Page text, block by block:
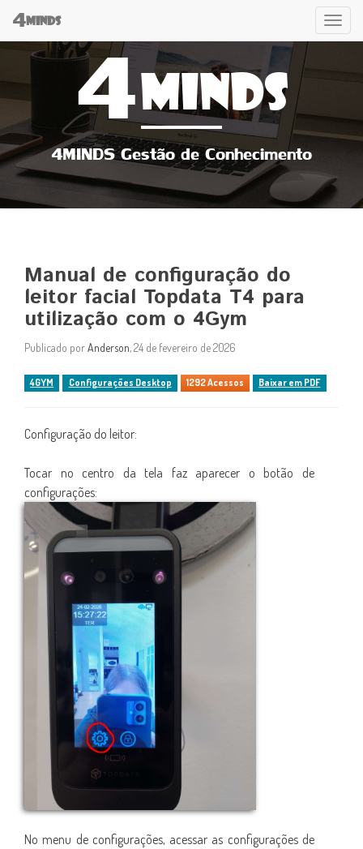
4MINDS 4MINDS
4MINDS Gestão de Conhecimento
Manual de configuração do
leitor facial Topdata T4 para
utilização com o 4Gym
Publicado porAnderson, 24 de fevereiro de 2026
4GYM Configurações Desktop 1292 Acessos Baixar em PDF
Configuração do leitor:
Tocar no centro da tela faz aparecer o botão de
configurações:
No menu de configurações, acessar as configurações de